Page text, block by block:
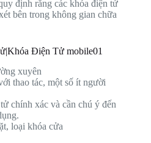
định rằng các khóa điện tử
bên trong không gian chữa
Điện Tử mobile01
xuyên
thao tác, một số ít người
chính xác và cần chú ý đến
loại khóa cửa